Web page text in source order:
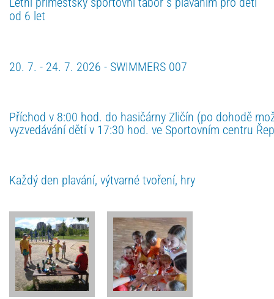
od 6 let
20. 7. - 24. 7. 2026 - SWIMMERS 007
Příchod v 8:00 hod. do hasičárny Zličín (po dohodě
vyzvedávání dětí v 17:30 hod. ve Sportovním centru
Každý den plavání, výtvarné tvoření, hry